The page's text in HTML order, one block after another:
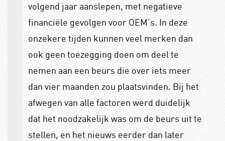
volgend jaar aanslepen, met negatieve
financiële gevolgen voor OEM’s. In deze
onzekere tijden kunnen veel merken dan
ook geen toezegging doen om deel te
nemen aan een beurs die over iets meer
dan vier maanden zou plaatsvinden. Bij het
afwegen van alle factoren werd duidelijk
dat het noodzakelijk was om de beurs uit te
stellen, en het nieuws eerder dan later